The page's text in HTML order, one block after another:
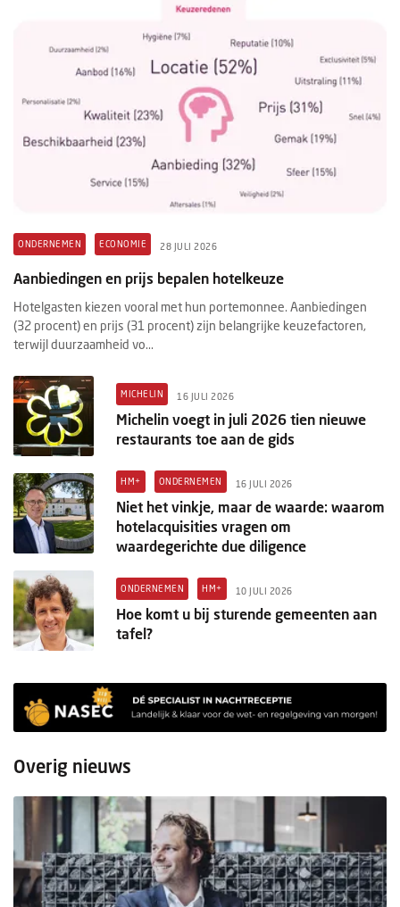
ONDERNEMEN ECONOMIE 28 JULI 2026
Aanbiedingen en prijs bepalen hotelkeuze
Hotelgasten kiezen vooral met hun portemonnee. Aanbiedingen
(32 procent) en prijs (31 procent) zijn belangrijke keuzefactoren,
terwijl duurzaamheid vo...
MICHELIN 16 JULI 2026
Michelin voegt in juli 2026 tien nieuwe
restaurants toe aan de gids
HM+ ONDERNEMEN 16 JULI 2026
Niet het vinkje, maar de waarde: waarom
hotelacquisities vragen om
waardegerichte due diligence
ONDERNEMEN HM+ 10 JULI 2026
Hoe komt u bij sturende gemeenten aan
tafel?
Overig nieuws